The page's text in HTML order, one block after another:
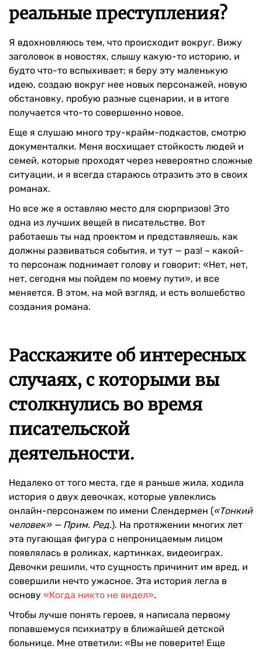
реальные преступления?
Я вдохновляюсь тем, что происходит вокруг. Вижу
заголовок в новостях, слышу какую-то историю, и
будто что-то вспыхивает: я беру эту маленькую
идею, создаю вокруг нее новых персонажей, новую
обстановку, пробую разные сценарии, и в итоге
получается что-то совершенно новое.
Еще я слушаю много тру-крайм-подкастов, смотрю
документалки. Меня восхищает стойкость людей и
семей, которые проходят через невероятно сложные
ситуации, и я всегда стараюсь отразить это в своих
романах.
Но все же я оставляю место для сюрпризов! Это
одна из лучших вещей в писательстве. Вот
работаешь ты над проектом и представляешь, как
должны развиваться события, и тут — раз! – какой-
то персонаж поднимает голову и говорит: «Нет, нет,
нет, сегодня мы пойдем по моему пути», и все
меняется. В этом, на мой взгляд, и есть волшебство
создания романа.
Расскажите об интересных
случаях, с которыми вы
столкнулись во время
писательской
деятельности.
Недалеко от того места, где я раньше жила, ходила
история о двух девочках, которые увлеклись
онлайн-персонажем по имени Слендермен («Тонкий
человек» — Прим. Ред.). На протяжении многих лет
эта пугающая фигура с непроницаемым лицом
появлялась в роликах, картинках, видеоиграх.
Девочки решили, что сущность причинит им вред, и
совершили нечто ужасное. Эта история легла в
основу «Когда никто не видел».
Чтобы лучше понять героев, я написала первому
попавшемуся психиатру в ближайшей детской
больнице. Мне ответили: «Вы не поверите! Еще